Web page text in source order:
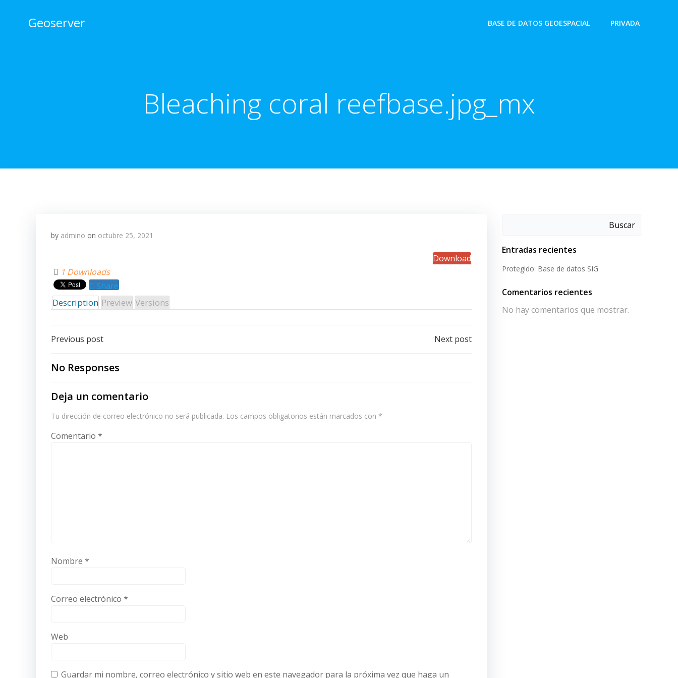
Geoserver BASE DE DATOS GEOESPACIAL PRIVADA
Bleaching coral reefbase.jpg_mx
by admino on octubre 25, 2021
Download
1 Downloads
Share
Description Preview Versions
Post
navigation
Previous post Next post
No Responses
Deja un comentario
Tu dirección de correo electrónico no será publicada. Los campos obligatorios están marcados con *
Comentario *
Nombre *
Correo electrónico *
Web
Guardar mi nombre, correo electrónico y sitio web en este navegador para la próxima vez que haga un
Buscar
Entradas recientes
Protegido: Base de datos SIG
Comentarios recientes
No hay comentarios que mostrar.